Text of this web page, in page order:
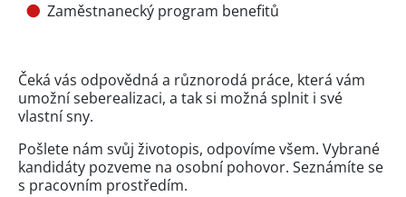
Zaměstnanecký program benefitů
Čeká vás odpovědná a různorodá práce, která vám
umožní seberealizaci, a tak si možná splnit i své
vlastní sny.
Pošlete nám svůj životopis, odpovíme všem. Vybrané
kandidáty pozveme na osobní pohovor. Seznámíte se
s pracovním prostředím.